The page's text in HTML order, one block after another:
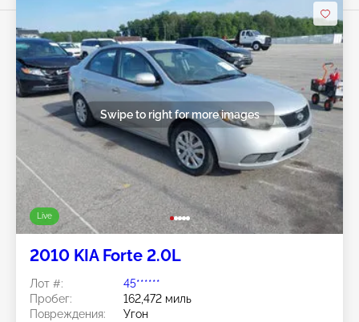
Live
Swipe to right for more images
2010 KIA Forte 2.0L
Лот #:
45******
Пробег:
162,472 миль
Повреждения:
Угон